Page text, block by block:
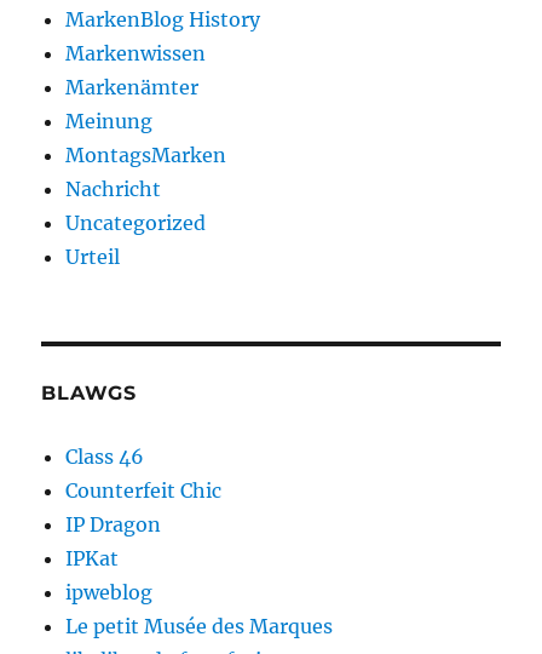
MarkenBlog History
Markenwissen
Markenämter
Meinung
MontagsMarken
Nachricht
Uncategorized
Urteil
BLAWGS
Class 46
Counterfeit Chic
IP Dragon
IPKat
ipweblog
Le petit Musée des Marques